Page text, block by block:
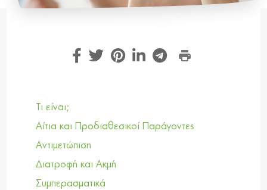
Τι είναι;
Αίτια και Προδιαθεσικοί Παράγοντες
Αντιμετώπιση
Διατροφή και Ακμή
Συμπερασματικά